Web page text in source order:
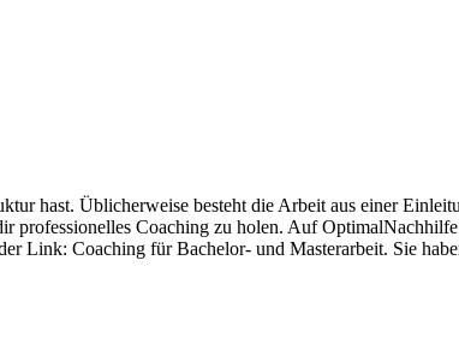
hast. Üblicherweise besteht die Arbeit aus einer
professionelles Coaching zu holen. Auf
Link: Coaching für Bachelor- und Masterarbeit. Sie